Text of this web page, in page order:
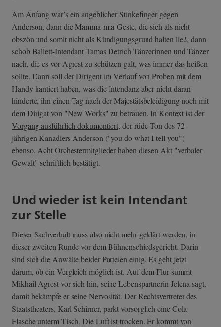
Am Anfang war’s ein angeblicher Stinkefinger gegen
Anderson, dann die Mamma-mia-Geste, die sich als nicht
obszön und somit nicht als Kündigungsgrund halten ließ, dann
schob Ballett-Intendant Tamas Detrich Tänzerinnen und Tänzer
nach, die es vor Agrest zu schützen galt, was immer das heißen
sollte. Dann soll der Dirigent im Verlauf von Proben mit dem
Handy hantiert haben, was die Intendanz aber nicht daran
hinderte, ihn einen Tag nach der Majestätsbeleidigung noch mit
dem Dirigat von "New Works" zu betrauen. In Kontext istder
Vorgang ausführlich dokumentiert, der rüde Ton des 72-
jährigen Kanadiers Anderson ("you do what I tell you")
ebenso. Acht Orchestermitglieder haben diesen Akt "verbaler
Gewalt" schriftlich bestätigt.
Und wieder ist kein Intendant
zur Stelle
Dieser Sachverhalt muss also nicht mehr geklärt werden, in
dieser zweiten Runde vor dem Bühnenschiedsgericht. Darin
sind sich die Anwälte beider Parteien einig. Es geht jetzt
darum, ob ein Vergleich möglich ist. Auf dem Flur summt
Mikhail Agrest vor sich hin, seine Lebenspartnerin Jelena sagt,
damit bekämpfe er seine Nervosität. Der Rechtsvertreter des
Staatstheaters, Karl Schirner, parkt vorsorglich eine Cola-
Flasche unterm Tisch. Die Luft ist trocken. Er kommt von